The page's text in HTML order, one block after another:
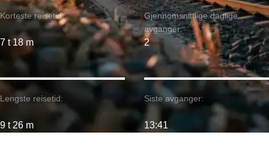
Korteste reisetid:
7 t 18 m
Lengste reisetid:
9 t 26 m
Gjennomsnittlige daglige
avganger:
2
Siste avganger:
13:41